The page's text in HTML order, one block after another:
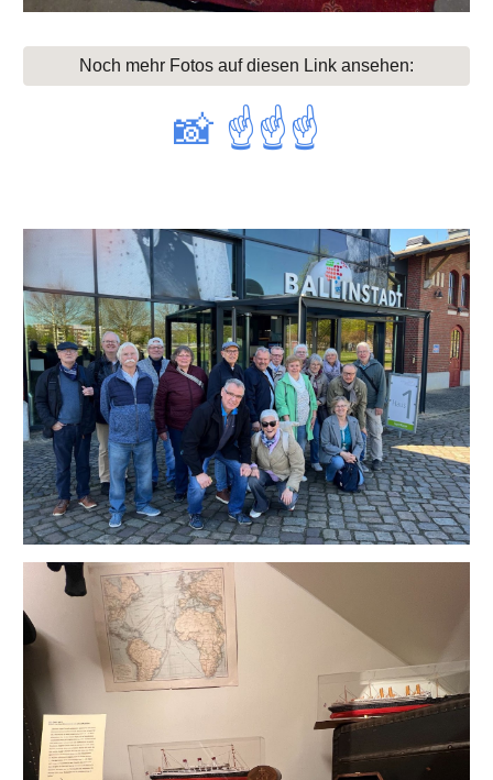
Noch mehr Fotos auf diesen Link ansehen:
📸 ☝️☝️☝️